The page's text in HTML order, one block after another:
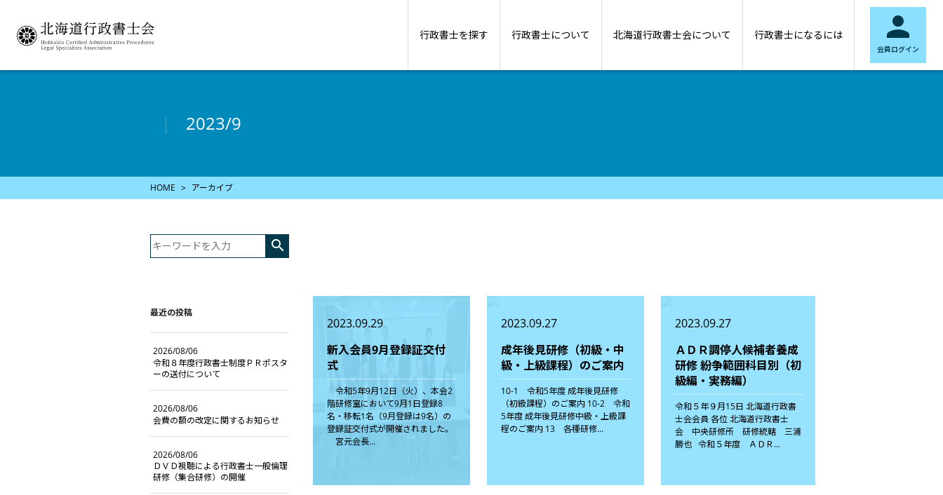
行政書士を探す 行政書士について 北海道行政書士会について 行政書士になるには 
会員ログイン
2023/9
HOME アーカイブ
2023.09.29
新入会員9月登録証交付
式
令和5年9月12日（火）、本会2
階研修室において9月1日登録8
名・移転1名（9月登録は9名）の
登録証交付式が開催されました。
宮元会長...
2023.09.27
成年後見研修（初級・中
級・上級課程）のご案内
10-1 令和5年度 成年後見研修
（初級課程）のご案内 10-2 令和
5年度 成年後見研修中級・上級課
程のご案内 13 各種研修...
2023.09.27
ＡＤＲ調停人候補者養成
研修 紛争範囲科目別（初
級編・実務編）
令和５年９月15日 北海道行政書
士会会員 各位 北海道行政書士
会 中央研修所 研修統轄 三浦
勝也 令和５年度 ＡＤＲ...

最近の投稿
2026/08/06
令和８年度行政書士制度ＰＲポスタ
ーの送付について
2026/08/06
会費の額の改定に関するお知らせ
2026/08/06
ＤＶＤ視聴による行政書士一般倫理
研修（集合研修）の開催